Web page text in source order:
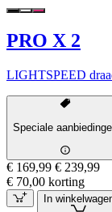
PRO X 2
LIGHTSPEED
Speciale
€ 169,99 € 239,99
€ 70,00 korting
In